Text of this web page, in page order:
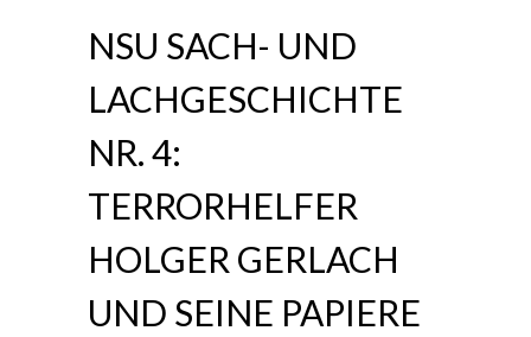
NSU SACH- UND
LACHGESCHICHTE
NR. 4:
TERRORHELFER
HOLGER GERLACH
UND SEINE PAPIERE